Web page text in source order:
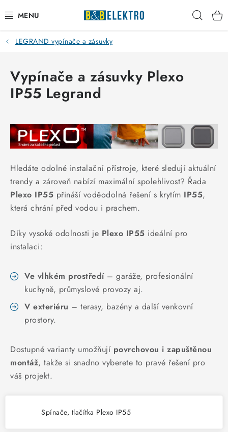
na
obsah
Reklamace / Vrácení zboží
Blog
Kontakty
VYTÁPĚNÍ
VYPÍNAČE
ELEKTROMATERIÁL
JISTIČE
KABELY
VENTILÁTORY
FOTOVOLTAIKA
CHYTRÁ DOMÁCNOST
LED osvětlení
LEGRAND vypínače a zásuvky
Vypínače a zásuvky Plexo
IP55 Legrand
Hledáte odolné instalační přístroje, které sledují aktuální
trendy a zároveň nabízí maximální spolehlivost? Řada
Plexo IP55 přináší voděodolná řešení s krytím IP55,
která chrání před vodou i prachem.
Díky vysoké odolnosti je Plexo IP55 ideální pro
instalaci:
Ve vlhkém prostředí– garáže, profesionální
kuchyně, průmyslové provozy aj.
V exteriéru – terasy, bazény a další venkovní
prostory.
Dostupné varianty umožňují povrchovou i zapuštěnou
montáž, takže si snadno vyberete to pravé řešení pro
váš projekt.
Spínače, tlačítka Plexo IP55